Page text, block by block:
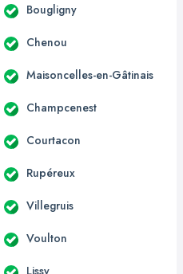
Bougligny
Chenou
Maisoncelles-en-Gâtinais
Champcenest
Courtacon
Rupéreux
Villegruis
Voulton
Lissy